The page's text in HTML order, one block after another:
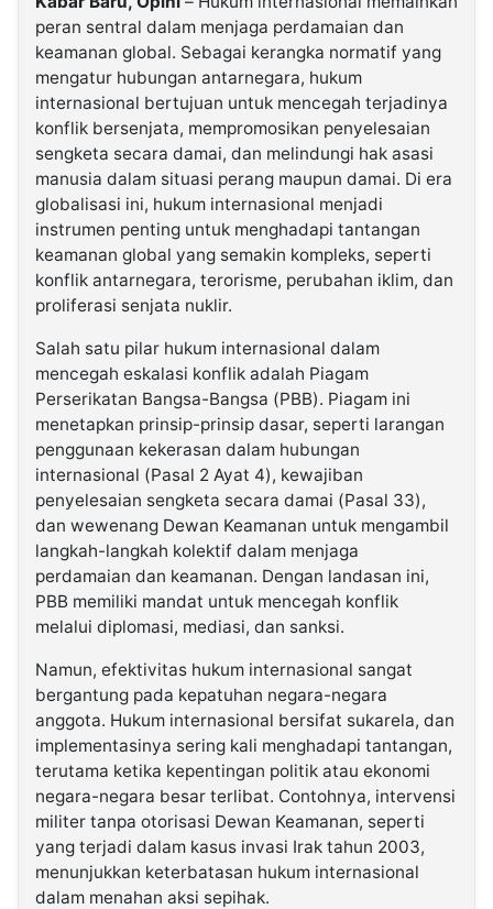
peran sentral dalam menjaga perdamaian dan
keamanan global. Sebagai kerangka normatif yang
mengatur hubungan antarnegara, hukum
internasional bertujuan untuk mencegah terjadinya
konflik bersenjata, mempromosikan penyelesaian
sengketa secara damai, dan melindungi hak asasi
manusia dalam situasi perang maupun damai. Di era
globalisasi ini, hukum internasional menjadi
instrumen penting untuk menghadapi tantangan
keamanan global yang semakin kompleks, seperti
konflik antarnegara, terorisme, perubahan iklim, dan
proliferasi senjata nuklir.
Salah satu pilar hukum internasional dalam
mencegah eskalasi konflik adalah Piagam
Perserikatan Bangsa-Bangsa (PBB). Piagam ini
menetapkan prinsip-prinsip dasar, seperti larangan
penggunaan kekerasan dalam hubungan
internasional (Pasal 2 Ayat 4), kewajiban
penyelesaian sengketa secara damai (Pasal 33),
dan wewenang Dewan Keamanan untuk mengambil
langkah-langkah kolektif dalam menjaga
perdamaian dan keamanan. Dengan landasan ini,
PBB memiliki mandat untuk mencegah konflik
melalui diplomasi, mediasi, dan sanksi.
Namun, efektivitas hukum internasional sangat
bergantung pada kepatuhan negara-negara
anggota. Hukum internasional bersifat sukarela, dan
implementasinya sering kali menghadapi tantangan,
terutama ketika kepentingan politik atau ekonomi
negara-negara besar terlibat. Contohnya, intervensi
militer tanpa otorisasi Dewan Keamanan, seperti
yang terjadi dalam kasus invasi Irak tahun 2003,
menunjukkan keterbatasan hukum internasional
dalam menahan aksi sepihak.